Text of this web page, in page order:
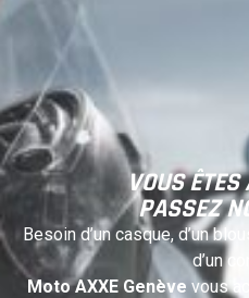
VOUS ÊTES
PASSEZ
Besoin d’un casque, d’un
d’un
Moto AXXE Genève vous